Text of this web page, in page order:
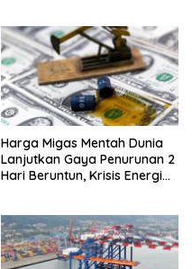
Harga Migas Mentah Dunia
Lanjutkan Gaya Penurunan 2
Hari Beruntun, Krisis Energi